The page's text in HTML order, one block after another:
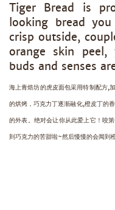
Tiger Bread is
looking bread
crisp outside,
orange skin
buds and senses
海上青焙坊的虎皮面包采用特制配方,
的烘烤，巧克力丁逐渐融化,橙皮丁的
的外表。绝对会让你从此爱上它！ 咬
到巧克力的苦甜啦~然后慢慢的会闻到